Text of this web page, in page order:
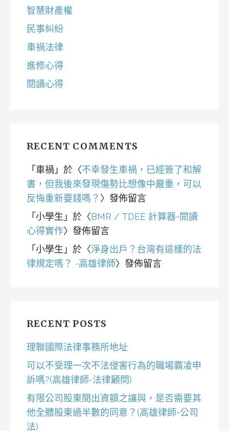
智慧財產權
民事糾紛
車禍法律
進修心得
閱讀心得
RECENT COMMENTS
「 車禍 」於〈不幸發生車禍，已經簽了和解
書，但我後來發現傷勢比想像中嚴重，可以
反悔重新要錢嗎？ 〉發佈留言
「 小學生 」於〈BMR / TDEE 計算器-閱讀
心得實作〉發佈留言
「 小學生 」於〈淨身出戶？台灣有這樣的法
律規定嗎？ -高雄律師〉發佈留言
RECENT POSTS
理聯國際法律事務所地址
可以不受理一次不法侵害行為的職場霸凌申
訴嗎?(高雄律師-法律顧問)
有限公司股東間出資額之讓與，是否需要其
他全體股東過半數的同意？(高雄律師-公司
法)